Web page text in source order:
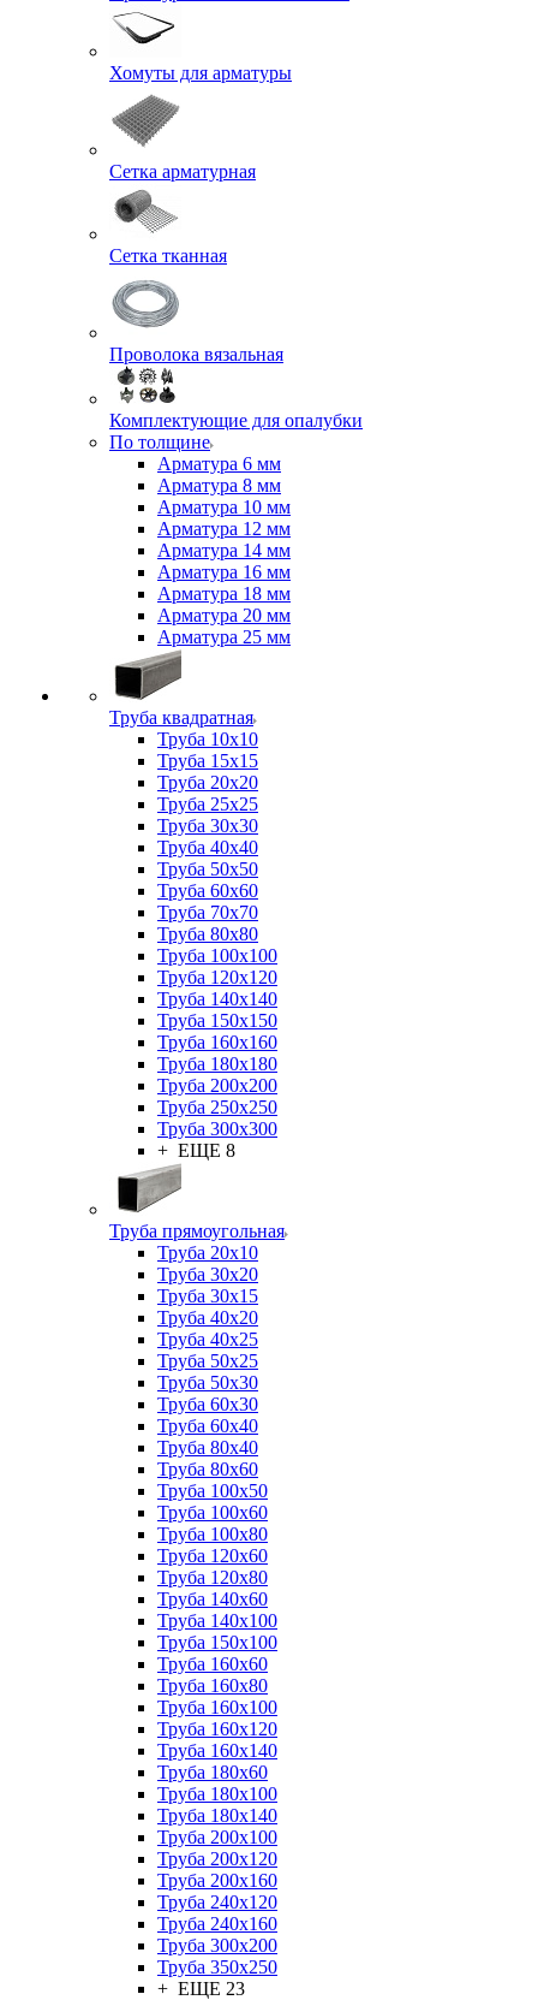
Хомуты для арматуры
Сетка арматурная
Сетка тканная
Проволока вязальная
Комплектующие для опалубки
По толщине
Арматура 6 мм
Арматура 8 мм
Арматура 10 мм
Арматура 12 мм
Арматура 14 мм
Арматура 16 мм
Арматура 18 мм
Арматура 20 мм
Арматура 25 мм
Труба квадратная
Труба 10x10
Труба 15x15
Труба 20x20
Труба 25x25
Труба 30x30
Труба 40x40
Труба 50x50
Труба 60x60
Труба 70x70
Труба 80x80
Труба 100x100
Труба 120x120
Труба 140x140
Труба 150x150
Труба 160x160
Труба 180x180
Труба 200x200
Труба 250x250
Труба 300x300
+ ЕЩЕ 8
Труба прямоугольная
Труба 20x10
Труба 30x20
Труба 30x15
Труба 40x20
Труба 40x25
Труба 50x25
Труба 50x30
Труба 60x30
Труба 60x40
Труба 80x40
Труба 80x60
Труба 100x50
Труба 100x60
Труба 100x80
Труба 120x60
Труба 120x80
Труба 140x60
Труба 140x100
Труба 150x100
Труба 160x60
Труба 160x80
Труба 160x100
Труба 160x120
Труба 160x140
Труба 180x60
Труба 180x100
Труба 180x140
Труба 200x100
Труба 200x120
Труба 200x160
Труба 240x120
Труба 240x160
Труба 300x200
Труба 350x250
+ ЕЩЕ 23